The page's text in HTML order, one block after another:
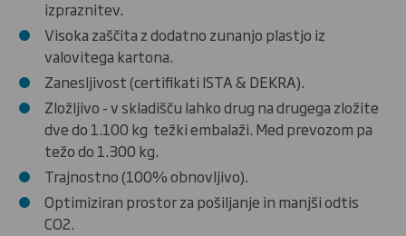
izpraznitev.
Visoka zaščita z dodatno zunanjo plastjo iz
valovitega kartona.
Zanesljivost (certifikati ISTA & DEKRA).
Zložljivo - v skladišču lahko drug na drugega zložite
dve do 1.100 kg težki embalaži. Med prevozom pa
težo do 1.300 kg.
Trajnostno (100% obnovljivo).
Optimiziran prostor za pošiljanje in manjši odtis
CO2.